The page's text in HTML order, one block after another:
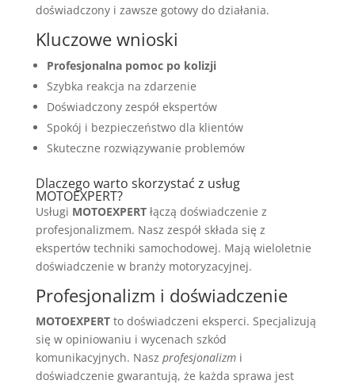
doświadczony i zawsze gotowy do działania.
Kluczowe wnioski
Profesjonalna pomoc po kolizji
Szybka reakcja na zdarzenie
Doświadczony zespół ekspertów
Spokój i bezpieczeństwo dla klientów
Skuteczne rozwiązywanie problemów
Dlaczego warto skorzystać z usług
MOTOEXPERT?
Usługi MOTOEXPERTłączą doświadczenie z
profesjonalizmem. Nasz zespół składa się z
ekspertów techniki samochodowej. Mają wieloletnie
doświadczenie w branży motoryzacyjnej.
Profesjonalizm i doświadczenie
MOTOEXPERTto doświadczeni eksperci. Specjalizują
się w opiniowaniu i wycenach szkód
komunikacyjnych. Nasz profesjonalizmi
doświadczenie gwarantują, że każda sprawa jest